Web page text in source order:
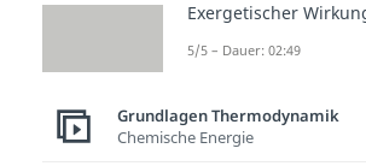
aus
kann nur
wie der
Exergetischer
5/5 – Dauer: 02:49
Grundlagen Thermodynamik
Chemische Energie